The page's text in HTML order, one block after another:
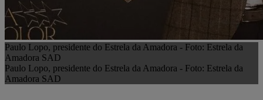
Paulo Lopo, presidente do Estrela da Amadora - Foto: Estrela da
Amadora SAD
Paulo Lopo, presidente do Estrela da Amadora - Foto: Estrela da
Amadora SAD